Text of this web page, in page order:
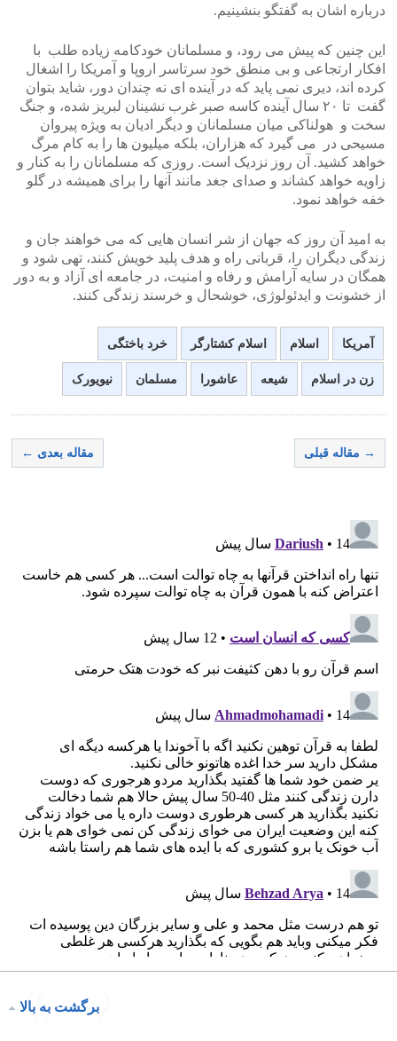
درباره اشان به گفتگو بنشینیم.
این چنین که پیش می رود، و مسلمانان خودکامه زیاده طلب با
افکار ارتجاعی و بی منطق خود سرتاسر اروپا و آمریکا را اشغال
کرده اند، دیری نمی پاید که در آینده ای نه چندان دور، شاید بتوان
گفت تا ۲۰ سال آینده کاسه صبر غرب نشینان لبریز شده، و جنگ
سخت و هولناکی میان مسلمانان و دیگر ادیان به ویژه پیروان
مسیحی در می گیرد که هزاران، بلکه میلیون ها را به کام مرگ
خواهد کشید. آن روز نزدیک است. روزی که مسلمانان را به کنار و
زاویه خواهد کشاند و صدای جغد مانند آنها را برای همیشه در گلو
خفه خواهد نمود.
به امید آن روز که جهان از شر انسان هایی که می خواهند جان و
زندگی دیگران را، قربانی راه و هدف پلید خویش کنند، تهی شود و
همگان در سایه آرامش و رفاه و امنیت، در جامعه ای آزاد و به دور
از خشونت و ایدئولوژی، خوشحال و خرسند زندگی کنند.
آمریکا اسلام اسلام کشتارگر خرد باختگی
زن در اسلام شیعه عاشورا مسلمان نیویورک
→ مقاله قبلی مقاله بعدی ←
برگشت به بالا